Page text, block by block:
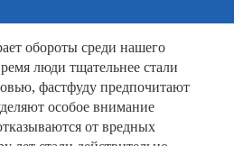
обороты среди нашего
люди тщательнее стали
фастфуду предпочитают
особое внимание
от вредных